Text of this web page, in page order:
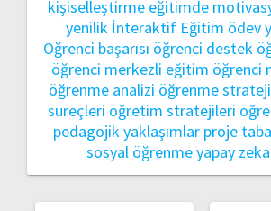
kişiselleştirme eğitimde
yenilik İnteraktif Eğitim ödev
Öğrenci başarısı öğrenci destek
öğrenci merkezli eğitim öğrenci
öğrenme analizi öğrenme
süreçleri öğretim stratejileri
pedagojik yaklaşımlar proje
sosyal öğrenmeyapay